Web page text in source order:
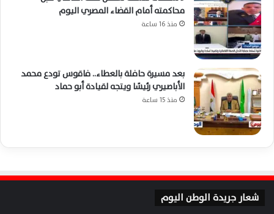
محاكمته أمام القضاء المصري اليوم
منذ 16 ساعة
بعد مسيرة حافلة بالعطاء.. فاقوس تودع محمد
الأباصيري رئيسًا ويتجه لقيادة أبو حماد
منذ 15 ساعة
شعار جريدة الوطن اليوم